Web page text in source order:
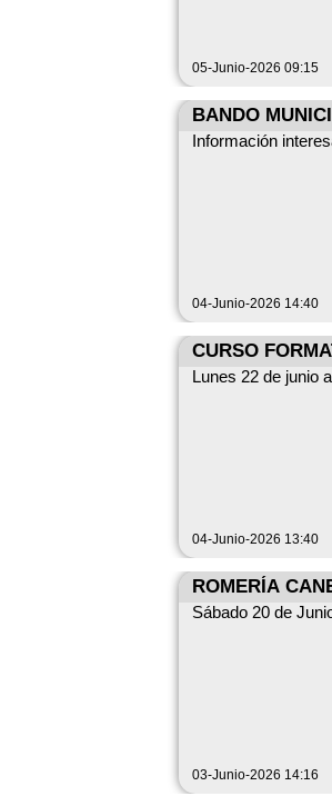
05-Junio-2026 09:15
BANDO
Información
04-Junio-2026 14:40
CURSO
Lunes 22 de junio
04-Junio-2026 13:40
ROMERÍA
Sábado 20 de
03-Junio-2026 14:16